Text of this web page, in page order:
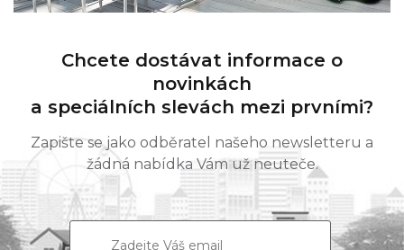
Chcete dostávat informace o
novinkách
a speciálních slevách mezi prvními?
Zapište se jako odběratel našeho newsletteru a
žádná nabídka Vám už neuteče.